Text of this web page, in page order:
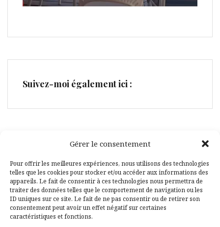
Gérer le consentement
Pour offrir les meilleures expériences, nous utilisons des technologies
telles que les cookies pour stocker et/ou accéder aux informations des
appareils. Le fait de consentir à ces technologies nous permettra de
traiter des données telles que le comportement de navigation ou les
ID uniques sur ce site. Le fait de ne pas consentir ou de retirer son
consentement peut avoir un effet négatif sur certaines
caractéristiques et fonctions.
Suivez-moi également ici :
Facebook
Pinterest